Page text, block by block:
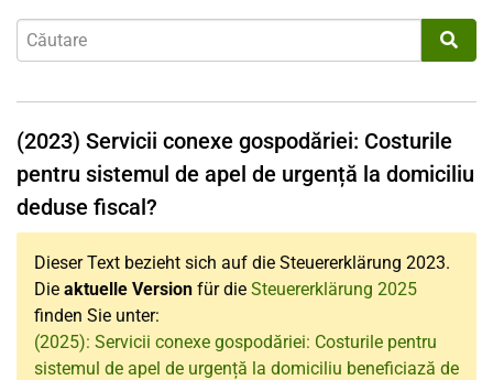
(2023) Servicii conexe gospodăriei: Costurile
pentru sistemul de apel de urgență la domiciliu
deduse fiscal?
Dieser Text bezieht sich auf die Steuererklärung 2023.
Die aktuelle Version für die Steuererklärung 2025
finden Sie unter:
(2025): Servicii conexe gospodăriei: Costurile pentru
sistemul de apel de urgență la domiciliu beneficiază de